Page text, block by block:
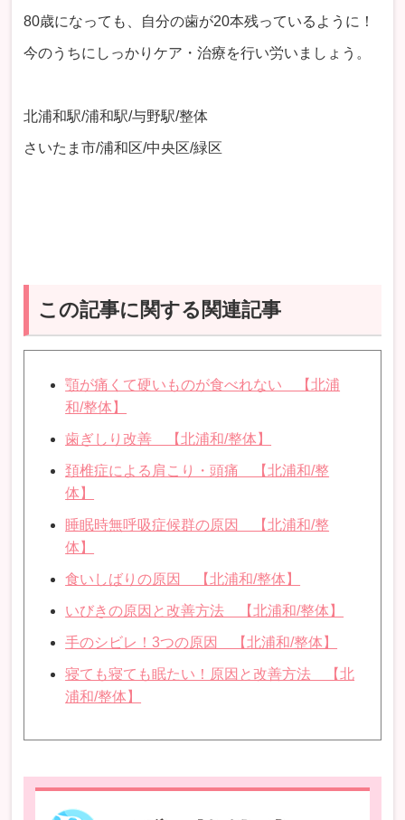
80歳になっても、自分の歯が20本残っているように！
今のうちにしっかりケア・治療を行い労いましょう。
北浦和駅/浦和駅/与野駅/整体
さいたま市/浦和区/中央区/緑区
この記事に関する関連記事
顎が痛くて硬いものが食べれない 【北浦
和/整体】
歯ぎしり改善 【北浦和/整体】
頚椎症による肩こり・頭痛 【北浦和/整
体】
睡眠時無呼吸症候群の原因 【北浦和/整
体】
食いしばりの原因 【北浦和/整体】
いびきの原因と改善方法 【北浦和/整体】
手のシビレ！3つの原因 【北浦和/整体】
寝ても寝ても眠たい！原因と改善方法 【北
浦和/整体】